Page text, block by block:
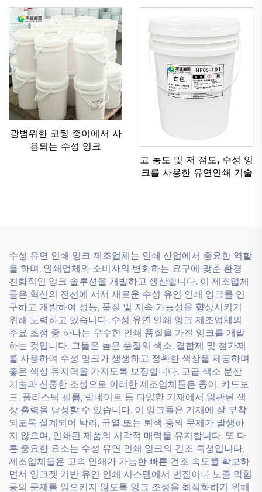
크가 적용 가능합니다.
광범위한 코팅 종이에서 사
용되는 수성 잉크
고 농도 및 저 점도, 수성 잉
크를 사용한 유연인쇄 기술
수성 유연 인쇄 잉크 제조업체는 인쇄 산업에서 중요한 역할
을 하며, 인쇄업체와 소비자의 변화하는 요구에 맞춘 환경
친화적인 잉크 솔루션을 개발하고 생산합니다. 이 제조업체
들은 혁신의 전선에 서서 새로운 수성 유연 인쇄 잉크를 연
구하고 개발하여 성능, 품질 및 지속 가능성을 향상시키기
위해 노력하고 있습니다. 수성 유연 인쇄 잉크 제조업체의
주요 초점 중 하나는 우수한 인쇄 품질을 가진 잉크를 개발
하는 것입니다. 그들은 높은 품질의 색소, 결합제 및 첨가제
를 사용하여 수성 잉크가 생생하고 정확한 색상을 제공하며
좋은 색상 유지력을 가지도록 보장합니다. 고급 색소 분산
기술과 신중한 조성으로 이러한 제조업체들은 종이, 카드보
드, 플라스틱 필름, 람네이트 등 다양한 기재에서 일관된 색
상 출력을 달성할 수 있습니다. 이 잉크들은 기재에 잘 부착
되도록 설계되어 박리, 균열 또는 퇴색 등의 문제가 발생하
지 않으며, 인쇄된 제품의 시각적 매력을 유지합니다. 또 다
른 중요한 요소는 수성 유연 인쇄 잉크의 건조 특성입니다.
제조업체들은 고속 인쇄가 가능한 빠른 건조 속도를 확보하
면서 잉크젯 기반 유연 인쇄 시스템에서 번짐이나 노즐 막힘
등의 문제를 일으키지 않도록 잉크 조성을 최적화하기 위해